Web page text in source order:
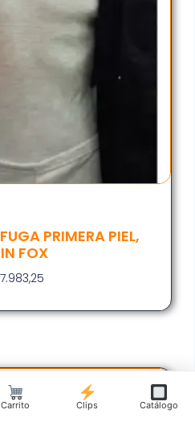
PRIMERA PIEL,
FOX
Carrito Clips Catálogo